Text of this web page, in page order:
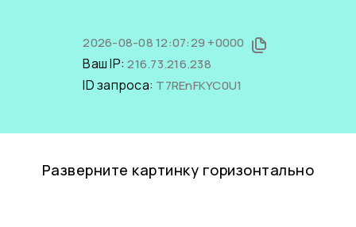
2026-08-08 12:07:29 +0000
Ваш IP:216.73.216.238
ID запроса: T7REnFKYC0U1
Разверните картинку горизонтально